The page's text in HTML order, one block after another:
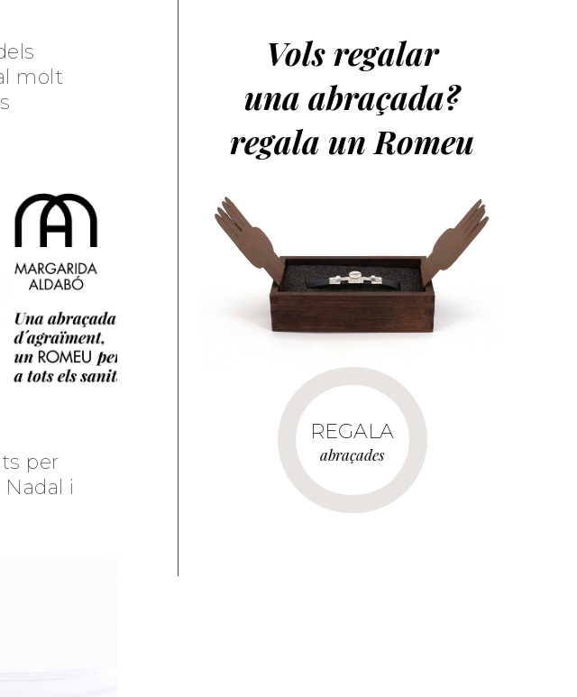
molt
per
i
Vols regalar
una abraçada?
regala un Romeu
REGALA
abraçades